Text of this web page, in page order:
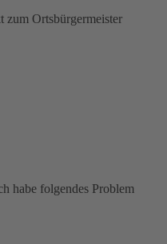
Ortsbürgermeister
habe folgendes Problem